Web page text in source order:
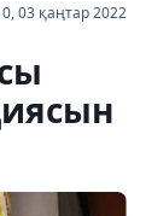
03 қаңтар 2022